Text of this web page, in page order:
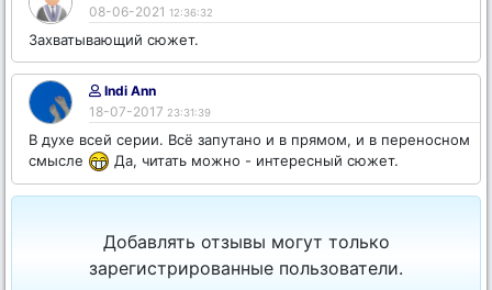
08-06-2021 12:36:32
Захватывающий сюжет.
Indi Ann
18-07-2017 23:31:39
В духе всей серии. Всё запутано и в прямом, и в переносном
смысле
Да, читать можно - интересный сюжет.
Добавлять отзывы могут только
зарегистрированные пользователи.